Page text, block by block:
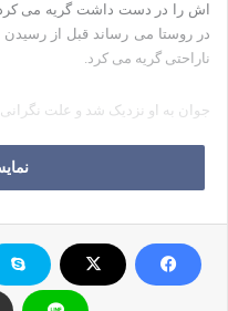
اش را در دست داشت گریه می
در روستا می رساند قبل از رسیدن
ناراحتی گریه می کرد.
جوان به او نزدیک شد و علت
آیا کاری از دست من ساخته
روستا زندگی می کنم امروز در
دارم زیرا تاکنون به تنهایی و بدون